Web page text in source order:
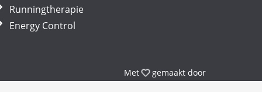
Runningtherapie
Energy Control
Met liefde
gemaakt door